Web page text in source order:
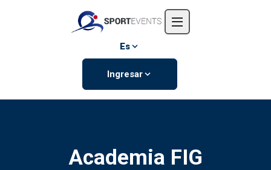
Eventos
Es
Ingresar
Academia FIG